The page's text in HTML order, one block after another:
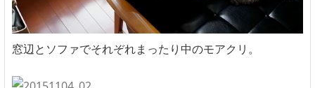
窓辺とソファでそれぞれまったり中のモアクリ。